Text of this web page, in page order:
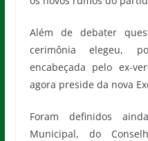
Além de debater
cerimônia elegeu,
encabeçada pelo ex-
agora preside da nova
Foram definidos
Municipal, do